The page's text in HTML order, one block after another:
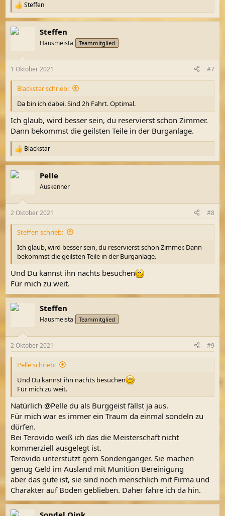
R
e
a
k
e
n
Steffen
Steffen
Hausmeista Teammitglied
1 Oktober 2021 #7
Blackstar schrieb:
Da bin ich dabei. Sind 2h Fahrt. Optimal.
Ich glaub, wird besser sein, du reservierst schon Zimmer.
Dann bekommst die geilsten Teile in der Burganlage.
R
e
a
k
e
n
Blackstar
Pelle
Auskenner
2 Oktober 2021 #8
Steffen schrieb:
Ich glaub, wird besser sein, du reservierst schon Zimmer. Dann
bekommst die geilsten Teile in der Burganlage.
Und Du kannst ihn nachts besuchen
Für mich zu weit.
Steffen
Hausmeista Teammitglied
2 Oktober 2021 #9
Pelle schrieb:
Und Du kannst ihn nachts besuchen
Für mich zu weit.
Natürlich @Pelle du als Burggeist fällst ja aus.
Für mich war es immer ein Traum da einmal sondeln zu
dürfen.
Bei Terovido weiß ich das die Meisterschaft nicht
kommerziell ausgelegt ist.
Terovido unterstützt gern Sondengänger. Sie machen
genug Geld im Ausland mit Munition Bereinigung
aber das gute ist, sie sind noch menschlich mit Firma und
Charakter auf Boden geblieben. Daher fahre ich da hin.